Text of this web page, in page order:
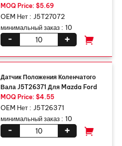
MOQ Price: $5.69
OEM Нет : J5T27072
минимальный заказ : 10
+
-
Датчик Положения Коленчатого
Вала J5T26371 Для Mazda Ford
MOQ Price: $4.55
OEM Нет : J5T26371
минимальный заказ : 10
+
-